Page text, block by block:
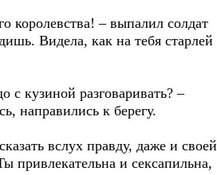
королевства! – выпалил солдат
Видела, как на тебя старлей
кузиной разговаривать? –
направились к берегу.
вслух правду, даже и своей
привлекательна и сексапильна,